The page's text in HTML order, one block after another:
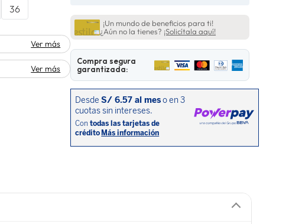
36
Ver más
Ver más
¡Un mundo de beneficios para ti!
¿Aún no la tienes? ¡Solicítala aquí!
Compra segura
garantizada: